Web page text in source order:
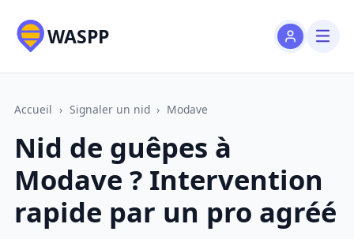
WASPP
Accueil › Signaler un nid › Modave
Nid de guêpes à
Modave ? Intervention
rapide par un pro agréé